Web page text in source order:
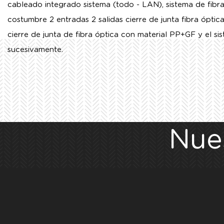
cableado integrado sistema (todo - LAN), sistema de
costumbre 2 entradas 2 salidas cierre de junta fibra
cierre de junta de fibra óptica con material PP+GF y el
sucesivamente.